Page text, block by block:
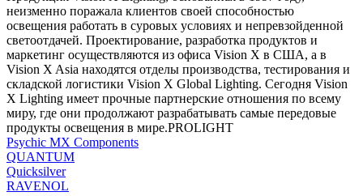
неизменно поражала клиентов своей способностью
освещения работать в суровых условиях и непревзойденной
светоотдачей. Проектирование, разработка продуктов и
маркетинг осуществляются из офиса Vision X в США, а в
Vision X Asia находятся отделы производства, тестирования и
складской логистики Vision X Global Lighting. Сегодня Vision
X Lighting имеет прочные партнерские отношения по всему
миру, где они продолжают разрабатывать самые передовые
продукты освещения в мире.PROLIGHT
Psychic MX Components
QUANTUM
Quicksilver
RAVENOL